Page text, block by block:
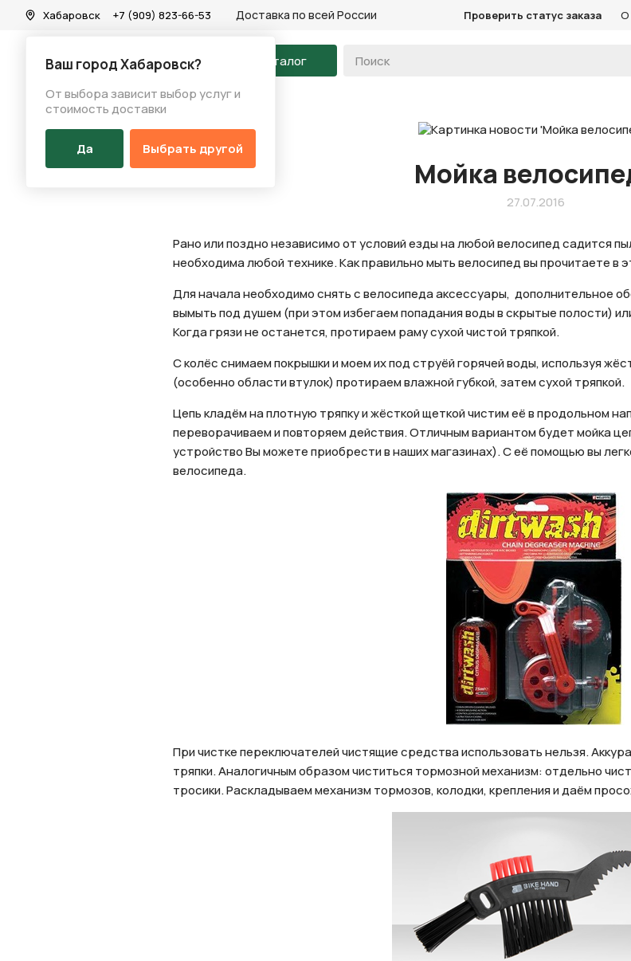
Хабаровск
Ваш город Хабаровск?
От выбора зависит выбор услуг и
стоимость доставки
Да Выбрать другой
+7 (909) 823-66-53 Доставка по всей России Проверить статус заказа О
На главную Каталог
Новости/Мойка велосипеда
Мойка
27.07.2016
Рано или поздно независимо от условий езды на любой велосипед садится
необходима любой технике. Как правильно мыть велосипед вы прочитаете в
Для начала необходимо снять с велосипеда аксессуары, дополнительное
вымыть под душем (при этом избегаем попадания воды в скрытые полости)
Когда грязи не останется, протираем раму сухой чистой тряпкой.
С колёс снимаем покрышки и моем их под струёй горячей воды, используя
(особенно области втулок) протираем влажной губкой, затем сухой тряпкой.
Цепь кладём на плотную тряпку и жёсткой щеткой чистим её в продольном
переворачиваем и повторяем действия. Отличным вариантом будет мойка
устройство Вы можете приобрести в наших магазинах). С её помощью вы
велосипеда.
При чистке переключателей чистящие средства использовать нельзя.
тряпки. Аналогичным образом чиститься тормозной механизм: отдельно
тросики. Раскладываем механизм тормозов, колодки, крепления и даём